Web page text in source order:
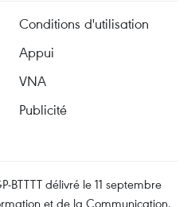
Conditions d'utilisation
Appui
VNA
Publicité
BTTTT délivré le 11 septembre
et de la Communication.